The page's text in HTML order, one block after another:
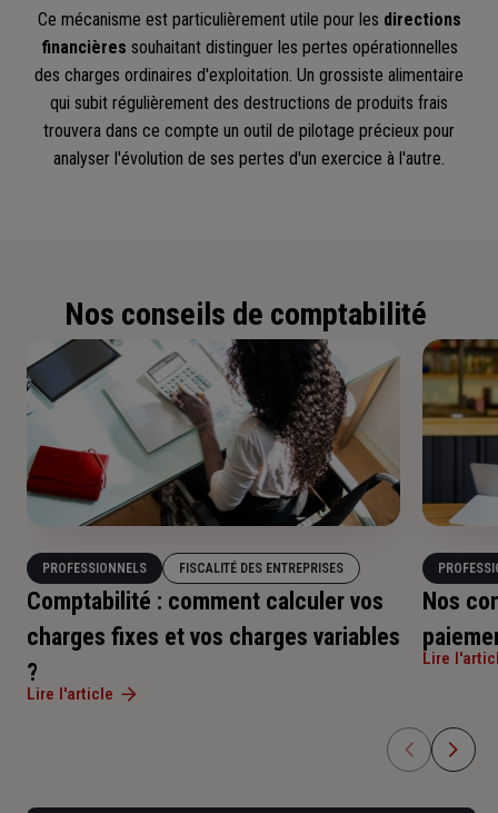
Ce mécanisme est particulièrement utile pour les directions
financières souhaitant distinguer les pertes opérationnelles
des charges ordinaires d'exploitation. Un grossiste alimentaire
qui subit régulièrement des destructions de produits frais
trouvera dans ce compte un outil de pilotage précieux pour
analyser l'évolution de ses pertes d'un exercice à l'autre.
Nos conseils de comptabilité
PROFESSIONNELS FISCALITÉ DES ENTREPRISES
Comptabilité : comment calculer vos
charges fixes et vos charges variables
?
Lire l'article
Nos
Lire